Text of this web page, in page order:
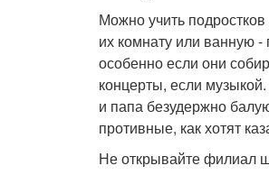
Можно учить
их комнату или ванную -
особенно если они
концерты, если
и папа безудержно
противные, как хотят
Не открывайте филиал